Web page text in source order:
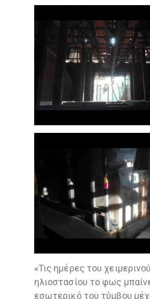
«Τις ημέρες του χειμερινού
ηλιοστασίου το φως
εσωτερικό του τύμβου